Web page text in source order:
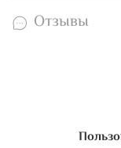
Отзывы